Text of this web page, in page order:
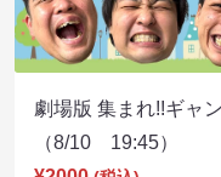
劇場版 集まれ!!ギャ
（8/10 19:45）